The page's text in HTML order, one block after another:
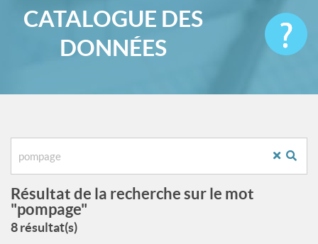
CATALOGUE DES
DONNÉES
Résultat de la recherche sur le mot
"pompage"
8 résultat(s)